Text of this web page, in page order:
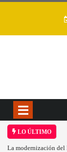
LO ÚLTIMO
un cambio en el